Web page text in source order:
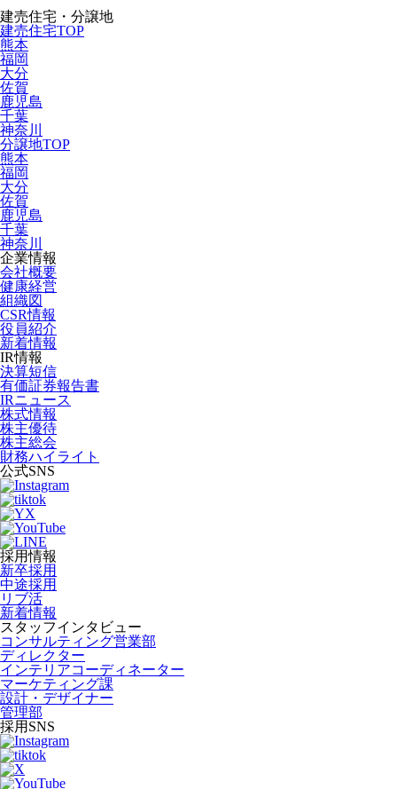
建売住宅・分譲地
建売住宅TOP
熊本
福岡
大分
佐賀
鹿児島
千葉
神奈川
分譲地TOP
熊本
福岡
大分
佐賀
鹿児島
千葉
神奈川
企業情報
会社概要
健康経営
組織図
CSR情報
役員紹介
新着情報
IR情報
決算短信
有価証券報告書
IRニュース
株式情報
株主優待
株主総会
財務ハイライト
公式SNS
採用情報
新卒採用
中途採用
リブ活
新着情報
スタッフインタビュー
コンサルティング営業部
ディレクター
インテリアコーディネーター
マーケティング課
設計・デザイナー
管理部
採用SNS